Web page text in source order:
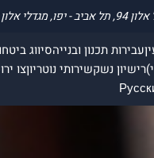
יפו, מגדלי אלון 2, קומה 4.
עבירות תכנון ובנייהסיווג
רישיון נשקשירותי נוטריוןצו